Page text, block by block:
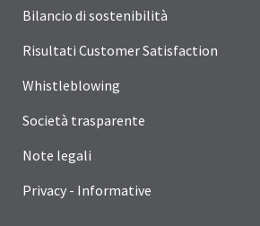
Bilancio di sostenibilità
Risultati Customer Satisfaction
Whistleblowing
Società trasparente
Note legali
Privacy - Informative